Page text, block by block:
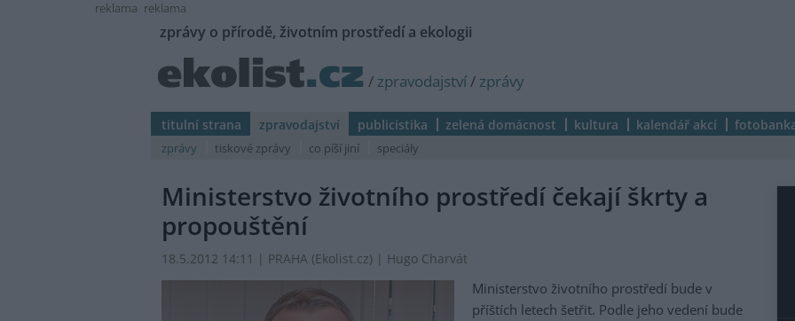
reklama reklama
zprávy o přírodě, životním prostředí a ekologii
/ zpravodajství/ zprávy
titulní strana zpravodajství publicistika zelená domácnost kultura kalendář akcí
zprávy tiskové zprávy co píší jiní speciály
Ministerstvo životního prostředí čekají škrty a
propouštění
18.5.2012 14:11 | PRAHA (Ekolist.cz) | Hugo Charvát
Ministerstvo životního prostředí bude v
příštích letech šetřit. Podle jeho vedení bude